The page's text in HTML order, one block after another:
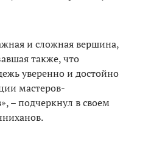
и сложная вершина,
также, что
уверенно и достойно
мастеров-
– подчеркнул в своем